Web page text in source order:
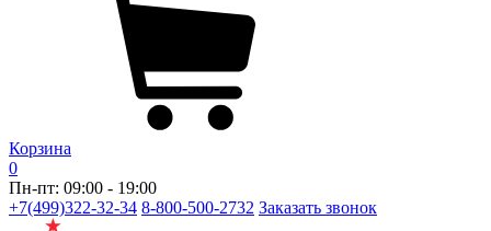
Корзина
0
Пн-пт: 09:00 - 19:00
+7(499)322-32-34 8-800-500-2732 Заказать звонок